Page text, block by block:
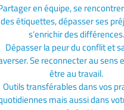
en équipe, se
des étiquettes, dépasser ses
s’enrichir des différences.
Dépasser la peur du conflit et
Se reconnecter au sens
être au travail.
Outils transférables dans vos
mais aussi dans